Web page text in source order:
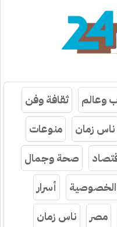
وعالم
ثقافة وفن
ناس زمان
منوعات
صحة وجمال
أسرار
مصر ناس زمان